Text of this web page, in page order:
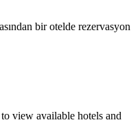
bir otelde rezervasyon
view available hotels and